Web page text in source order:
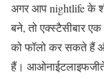
अगर आप nightlife के
बने, तो एक्स्टैसीबार
को फॉलो कर सकते हैं
हैं।